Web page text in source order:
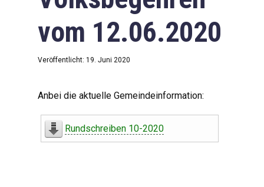
vom 12.06.2020
Veröffentlicht: 19. Juni 2020
Anbei die aktuelle Gemeindeinformation:
Rundschreiben 10-2020